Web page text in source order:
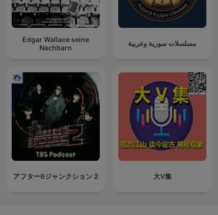
Edgar Wallace seine
Nachbarn
مسلسلات سورية وعربية
アフター6ジャンクション 2 大V集